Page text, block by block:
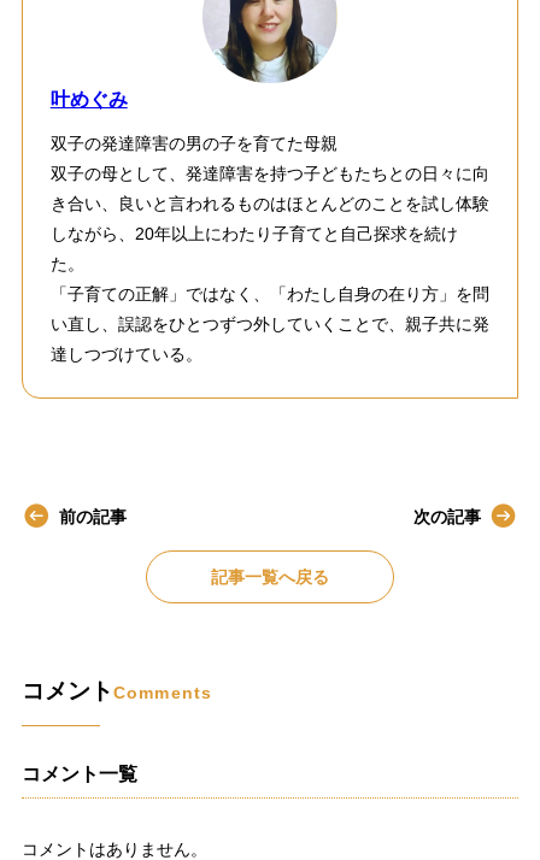
叶めぐみ
双子の発達障害の男の子を育てた母親
双子の母として、発達障害を持つ子どもたちとの日々に向
き合い、良いと言われるものはほとんどのことを試し体験
しながら、20年以上にわたり子育てと自己探求を続け
た。
「子育ての正解」ではなく、「わたし自身の在り方」を問
い直し、誤認をひとつずつ外していくことで、親子共に発
達しつづけている。
前の記事
記事一覧へ戻る
次の記事
コメントComments
コメント一覧
コメントはありません。